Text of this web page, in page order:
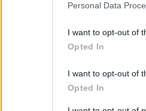
Personal Data
I want to opt-out of
Opted In
I want to opt-out of
Opted In